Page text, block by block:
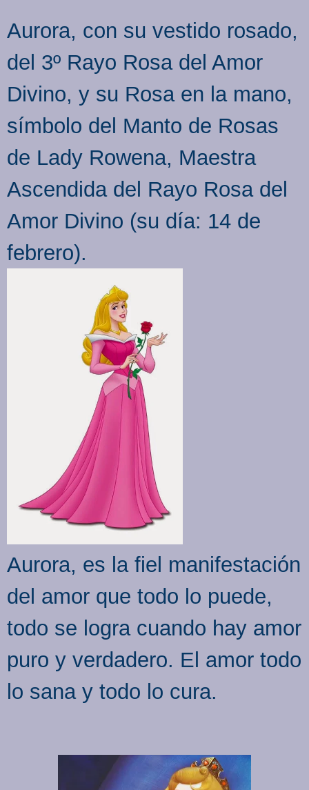
Aurora, con su vestido rosado,
del 3º Rayo Rosa del Amor
Divino, y su Rosa en la mano,
símbolo del Manto de Rosas
de Lady Rowena, Maestra
Ascendida del Rayo Rosa del
Amor Divino (su día: 14 de
febrero).
Aurora, es la fiel manifestación
del amor que todo lo puede,
todo se logra cuando hay amor
puro y verdadero. El amor todo
lo sana y todo lo cura.